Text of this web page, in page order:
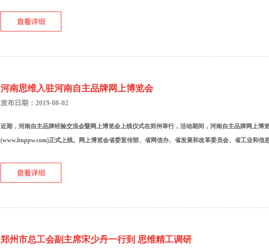
河南思维入驻河南自主品牌网上博览会
发布日期：2019-08-02
近期，河南自主品牌经验交流会暨网上博览会上线仪式在郑州举行，活动期间，河南自主品牌网上博
(www.hnppw.com)正式上线。网上博览会省委宣传部、省网信办、省发展和改革委员会、省工业和信
郑州市总工会副主席宋少丹一行到 思维精工调研